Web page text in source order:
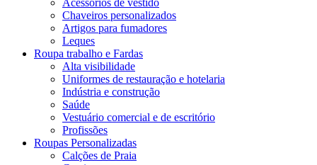
Chaveiros personalizados
Artigos para fumadores
Leques
Roupa trabalho e Fardas
Alta visibilidade
Uniformes de restauração e hotelaria
Indústria e construção
Saúde
Vestuário comercial e de escritório
Profissões
Roupas Personalizadas
Calções de Praia